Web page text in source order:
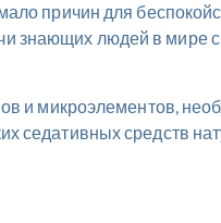
причин для
знающих людей в мире
и микроэлементов,
седативных средств